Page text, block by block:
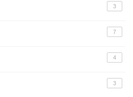
3
7
4
3